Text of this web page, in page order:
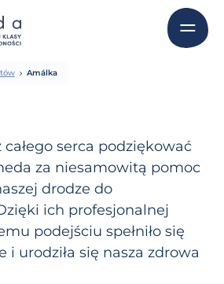
Amálka
serca podziękować
za niesamowitą pomoc
drodze do
ich profesjonalnej
podejściu spełniło się
i urodziła się nasza zdrowa